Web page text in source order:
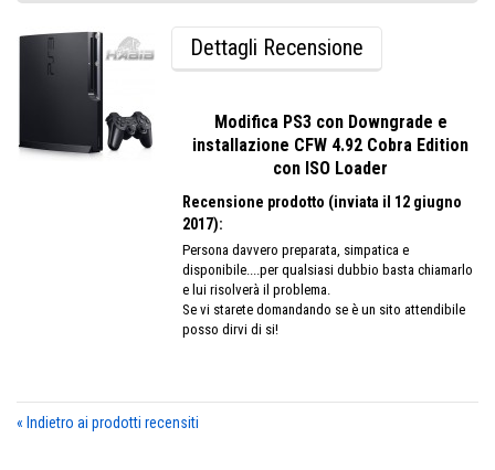
Dettagli Recensione
Modifica PS3 con Downgrade e
installazione CFW 4.92 Cobra Edition
con ISO Loader
Recensione prodotto (inviata il 12 giugno
2017):
Persona davvero preparata, simpatica e
disponibile....per qualsiasi dubbio basta chiamarlo
e lui risolverà il problema.
Se vi starete domandando se è un sito attendibile
posso dirvi di si!
« Indietro ai prodotti recensiti